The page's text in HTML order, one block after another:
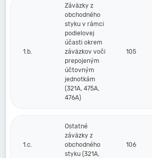
1.b.
Záväzky z
obchodného
styku v rámci
podielovej
účasti okrem
záväzkov voči
prepojeným
účtovným
jednotkám
(321A, 475A,
476A)
105
1.c.
Ostatné
záväzky z
obchodného
styku (321A,
106